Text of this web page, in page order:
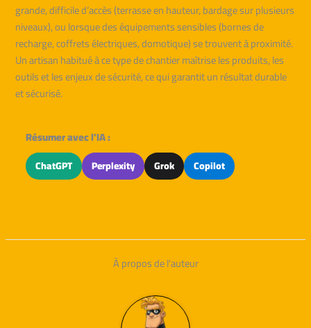
grande, difficile d’accès (terrasse en hauteur, bardage sur plusieurs
niveaux), ou lorsque des équipements sensibles (bornes de
recharge, coffrets électriques, domotique) se trouvent à proximité.
Un artisan habitué à ce type de chantier maîtrise les produits, les
outils et les enjeux de sécurité, ce qui garantit un résultat durable
et sécurisé.
Résumer avec l'IA :
ChatGPT Perplexity Grok Copilot
À propos de l'auteur